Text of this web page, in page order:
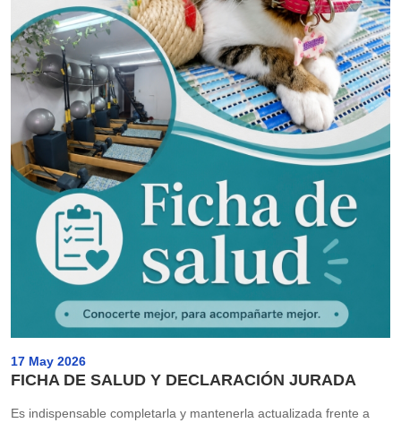
17 May 2026
FICHA DE SALUD Y DECLARACIÓN JURADA
Es indispensable completarla y mantenerla actualizada frente a